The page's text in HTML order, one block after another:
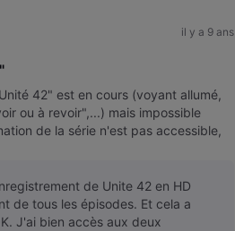
il y a 9 ans
42" est en cours (voyant allumé,
ou à revoir",...) mais impossible
de la série n'est pas accessible,
de Unite 42 en HD
de tous les épisodes. Et cela a
J'ai bien accès aux deux